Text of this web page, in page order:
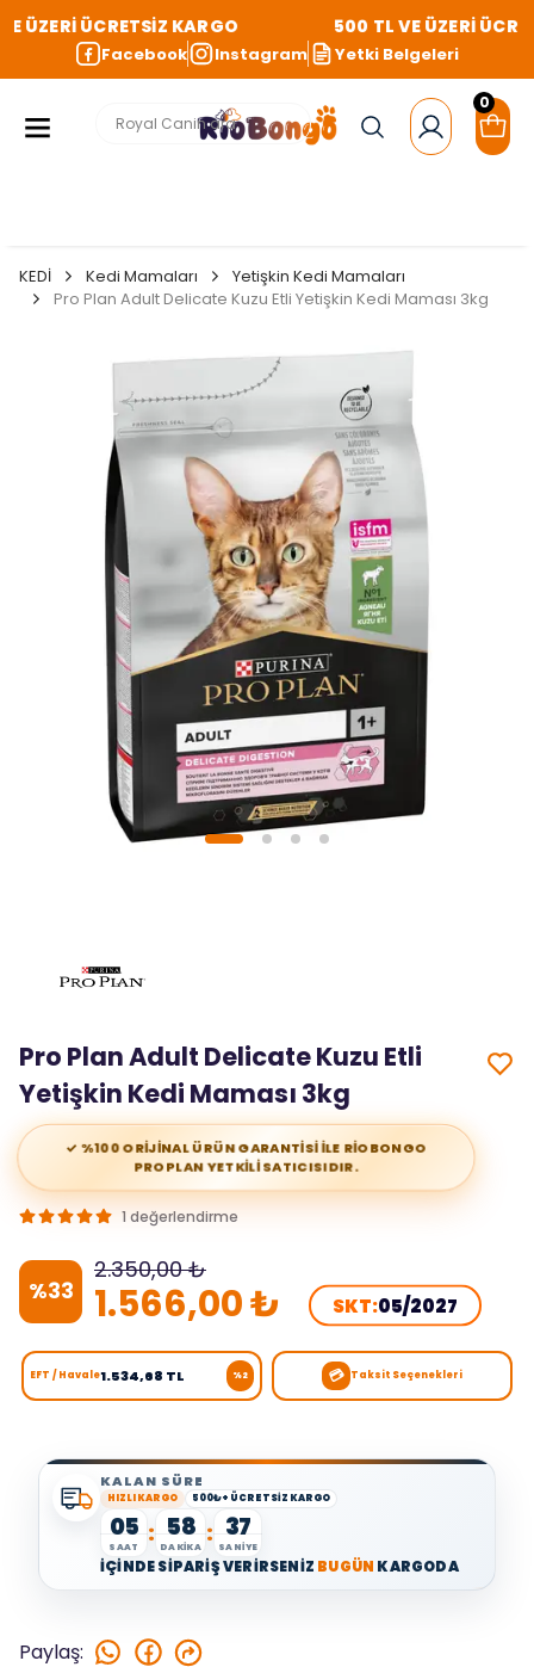
ÜZERİ ÜCRETSİZ KARGO 500 TL VE ÜZERİ
Facebook Instagram Yetki Belgeleri
0
KEDİ Kedi Mamaları
Yetişkin Kedi Mamaları
Pro Plan Adult Delicate Kuzu Etli Yetişkin Kedi Maması 3kg
Pro Plan Adult Delicate Kuzu Etli
Yetişkin Kedi Maması 3kg
✓ %100 ORİJİNAL ÜRÜN GARANTİSİ İLE RİOBONGO
PROPLAN YETKİLİ SATICISIDIR.
1 değerlendirme
%33
2.350,00 ₺
1.566,00 ₺ SKT:05/2027
EFT / Havale1.534,68 TL %2 💳 Taksit Seçenekleri
KALAN SÜRE
HIZLI KARGO 500₺+ ÜCRETSİZ KARGO
05
SAAT : 58
DAKİKA : 36
SANİYE
İÇİNDE SİPARİŞ VERİRSENİZ BUGÜN KARGODA
Paylaş: